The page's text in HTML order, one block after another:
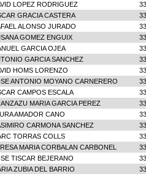
LOPEZ RODRIGUEZ
GRACIA CASTERA
ALONSO JURADO
GOMEZ ENGUIX
GARCIA OJEA
GARCIA SANCHEZ
HOMS LORENZO
ANTONIO MOYANO CARNERERO
CAMPOS ESCALA
MARIA GARCIA PEREZ
AMADOR CANO
CARMONA SANCHEZ
TORRAS COLLS
MARIA CORBALAN CARBONEL
TISCAR BEJERANO
ZUBIA DEL BARRIO